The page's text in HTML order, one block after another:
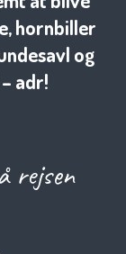
hornbiller
og
adr!
rejsen